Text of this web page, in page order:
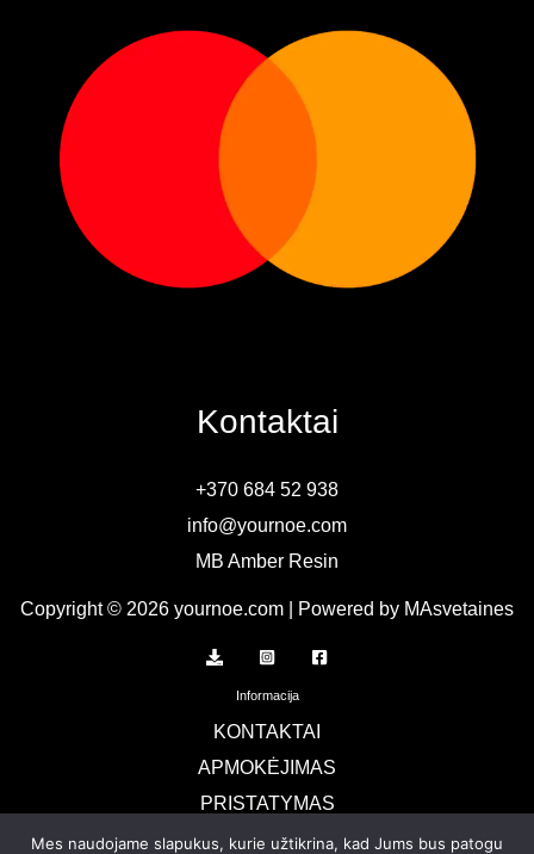
Kontaktai
+370 684 52 938
info@yournoe.com
MB Amber Resin
Copyright © 2026 yournoe.com | Powered by MAsvetaines
Informacija
KONTAKTAI
APMOKĖJIMAS
PRISTATYMAS
TERMINAI IR SĄLYGOS
Mes naudojame slapukus, kurie užtikrina, kad Jums bus patogu